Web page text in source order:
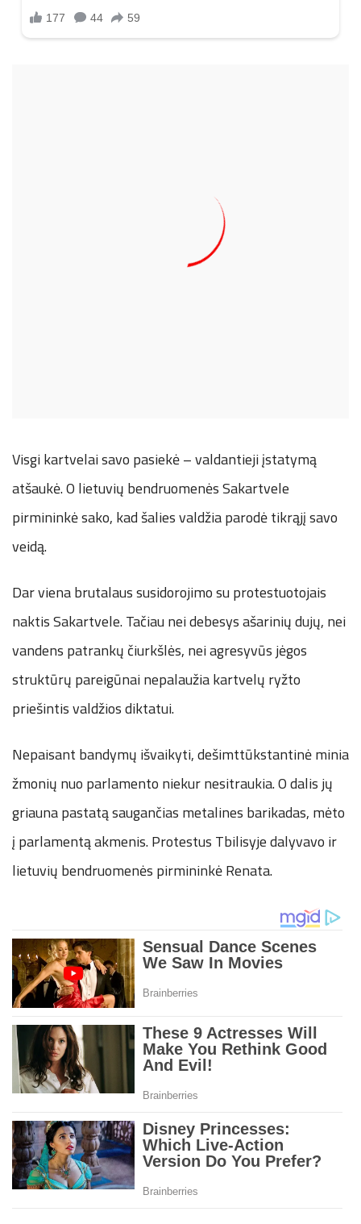
Visgi kartvelai savo pasiekė – valdantieji įstatymą
atšaukė. O lietuvių bendruomenės Sakartvele
pirmininkė sako, kad šalies valdžia parodė tikrąjį savo
veidą.
Dar viena brutalaus susidorojimo su protestuotojais
naktis Sakartvele. Tačiau nei debesys ašarinių dujų, nei
vandens patrankų čiurkšlės, nei agresyvūs jėgos
struktūrų pareigūnai nepalaužia kartvelų ryžto
priešintis valdžios diktatui.
Nepaisant bandymų išvaikyti, dešimttūkstantinė minia
žmonių nuo parlamento niekur nesitraukia. O dalis jų
griauna pastatą saugančias metalines barikadas, mėto
į parlamentą akmenis. Protestus Tbilisyje dalyvavo ir
lietuvių bendruomenės pirmininkė Renata.